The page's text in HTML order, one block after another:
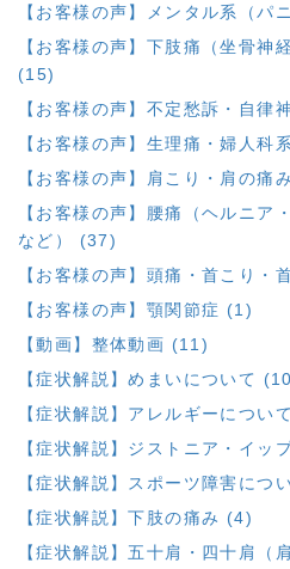
【お客様の声】メンタル系（パ
【お客様の声】下肢痛（坐骨神
(15)
【お客様の声】不定愁訴・自律
【お客様の声】生理痛・婦人科
【お客様の声】肩こり・肩の痛
【お客様の声】腰痛（ヘルニア
など） (37)
【お客様の声】頭痛・首こり・
【お客様の声】顎関節症 (1)
【動画】整体動画 (11)
【症状解説】めまいについて
【症状解説】アレルギーについ
【症状解説】ジストニア・イッ
【症状解説】スポーツ障害につ
【症状解説】下肢の痛み (4)
【症状解説】五十肩・四十肩（